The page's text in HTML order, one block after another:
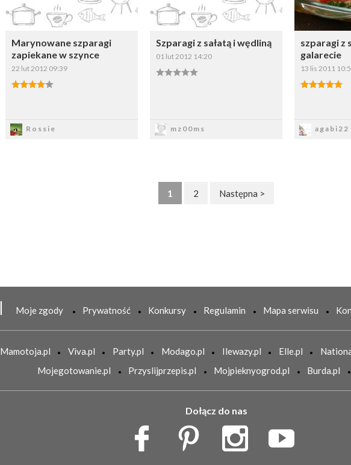
Marynowane szparagi
zapiekane w szynce
22 lut 2012 09:39
Rossie
Szparagi z sałatą i wędliną
01 lut 2012 14:20
mz00ms
szparagi z
galarecie
13 lis 2011
agabi22
1 2 Następna >
Moje zgody Prywatność Konkursy Regulamin Mapa serwisu
Mamotoja.pl Viva.pl Party.pl Modago.pl Ilewazy.pl Elle.pl
Mojegotowanie.pl
Przyslijprzepis.pl Mojpieknyogrod.pl Burda.pl
Dołącz do nas